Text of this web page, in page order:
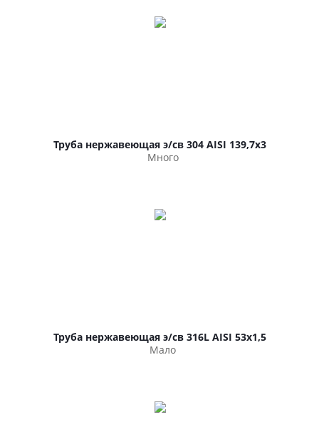
Труба нержавеющая э/св 304 AISI 139,7х3
Много
Труба нержавеющая э/св 316L AISI 53х1,5
Мало